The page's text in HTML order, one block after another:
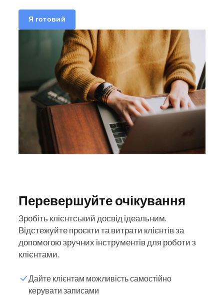
Я готовий
Перевершуйте очікування
Зробіть клієнтський досвід ідеальним.
Відстежуйте проєкти та витрати клієнтів за
допомогою зручних інструментів для роботи з
клієнтами.
Дайте клієнтам можливість самостійно
керувати записами